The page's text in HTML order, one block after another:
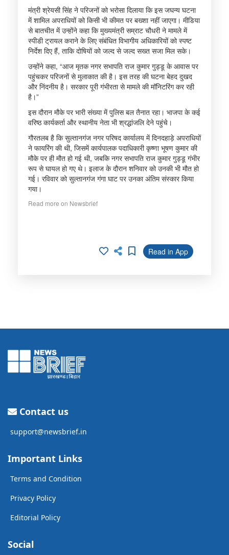
मंत्री श्रेयसी सिंह ने परिजनों को भरोसा दिलाया कि इस जघन्य घटना
में शामिल अपराधियों को किसी भी कीमत पर बख्शा नहीं जाएगा। मीडिया
से बातचीत में उन्होंने कहा कि मुख्यमंत्री सम्राट चौधरी ने मामले में
स्पीडी ट्रायल कराने के लिए संबंधित विभागीय अधिकारियों को स्पष्ट
निर्देश दिए हैं, ताकि दोषियों को जल्द से जल्द सख्त सजा मिल सके।
उन्होंने कहा, “आज मृतक नगर सभापति राज कुमार गुड्डू के आवास पर
पहुंचकर परिजनों से मुलाकात की है। इस तरह की घटना बेहद दुखद
और निंदनीय है। सरकार पूरी गंभीरता से मामले की मॉनिटरिंग कर रही
है।”
इस दौरान मौके पर भारी संख्या में पुलिस बल तैनात रहा। भाजपा के कई
वरिष्ठ कार्यकर्ता और स्थानीय नेता भी श्रद्धांजलि देने पहुंचे।
गौरतलब है कि सुल्तानगंज नगर परिषद कार्यालय में दिनदहाड़े अपराधियों
ने फायरिंग की थी, जिसमें कार्यपालक पदाधिकारी कृष्णा भूषण कुमार की
मौके पर ही मौत हो गई थी, जबकि नगर सभापति राज कुमार गुड्डू गंभीर
रूप से घायल हो गए थे। इलाज के दौरान शनिवार को उनकी भी मौत हो
गई। रविवार को सुल्तानगंज गंगा घाट पर उनका अंतिम संस्कार किया
गया।
Read more on Newsbrief
Read in App
Contact us
support@newsbrief.in
Important Links
Terms and Condition
Privacy Policy
Editorial Policy
Social